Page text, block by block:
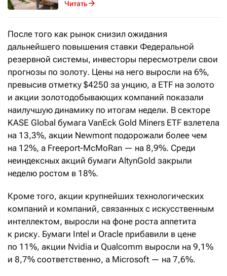
Читать
После того как рынок снизил ожидания
дальнейшего повышения ставки Федеральной
резервной системы, инвесторы пересмотрели свои
прогнозы по золоту. Цены на него выросли на 6%,
превысив отметку $4250 за унцию, а ETF на золото
и акции золотодобывающих компаний показали
наилучшую динамику по итогам недели. В секторе
KASE Global бумага VanEck Gold Miners ETF взлетела
на 13,3%, акции Newmont подорожали более чем
на 12%, а Freeport-McMoRan — на 8,9%. Среди
неиндексных акций бумаги AltynGold закрыли
неделю ростом в 18%.
Кроме того, акции крупнейших технологических
компаний и компаний, связанных с искусственным
интеллектом, выросли на фоне роста аппетита
к риску. Бумаги Intel и Oracle прибавили в цене
по 11%, акции Nvidia и Qualcomm выросли на 9,1%
и 8,7% соответственно, а Microsoft — на 7,6%.